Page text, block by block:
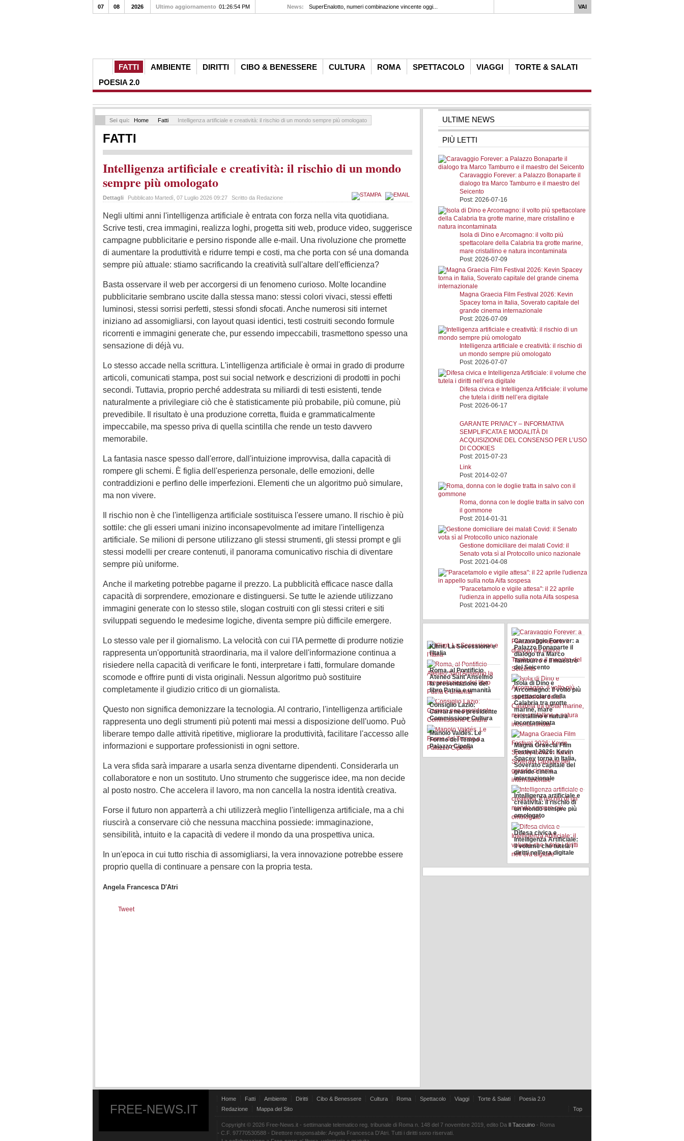
FATTI AMBIENTE DIRITTI CIBO & BENESSERE CULTURA ROMA SPETTACOLO VIAGGI
TORTE & SALATI
POESIA 2.0
07 08 2026 Ultimo aggiornamento 01:26:54 PM News: SuperEnalotto, numeri combinazione vincente oggi...
Sei qui: Home Fatti Intelligenza artificiale e creatività: il rischio di un mondo sempre più omologato
FATTI
Intelligenza artificiale e creatività: il rischio di un mondo
sempre più omologato
Dettagli Pubblicato Martedì, 07 Luglio 2026 09:27 Scritto da Redazione
Negli ultimi anni l'intelligenza artificiale è entrata con forza nella vita quotidiana.
Scrive testi, crea immagini, realizza loghi, progetta siti web, produce video, suggerisce
campagne pubblicitarie e persino risponde alle e-mail. Una rivoluzione che promette
di aumentare la produttività e ridurre tempi e costi, ma che porta con sé una domanda
sempre più attuale: stiamo sacrificando la creatività sull'altare dell'efficienza?
Basta osservare il web per accorgersi di un fenomeno curioso. Molte locandine
pubblicitarie sembrano uscite dalla stessa mano: stessi colori vivaci, stessi effetti
luminosi, stessi sorrisi perfetti, stessi sfondi sfocati. Anche numerosi siti internet
iniziano ad assomigliarsi, con layout quasi identici, testi costruiti secondo formule
ricorrenti e immagini generate che, pur essendo impeccabili, trasmettono spesso una
sensazione di déjà vu.
Lo stesso accade nella scrittura. L'intelligenza artificiale è ormai in grado di produrre
articoli, comunicati stampa, post sui social network e descrizioni di prodotti in pochi
secondi. Tuttavia, proprio perché addestrata su miliardi di testi esistenti, tende
naturalmente a privilegiare ciò che è statisticamente più probabile, più comune, più
prevedibile. Il risultato è una produzione corretta, fluida e grammaticalmente
impeccabile, ma spesso priva di quella scintilla che rende un testo davvero
memorabile.
La fantasia nasce spesso dall'errore, dall'intuizione improvvisa, dalla capacità di
rompere gli schemi. È figlia dell'esperienza personale, delle emozioni, delle
contraddizioni e perfino delle imperfezioni. Elementi che un algoritmo può simulare,
ma non vivere.
Il rischio non è che l'intelligenza artificiale sostituisca l'essere umano. Il rischio è più
sottile: che gli esseri umani inizino inconsapevolmente ad imitare l'intelligenza
artificiale. Se milioni di persone utilizzano gli stessi strumenti, gli stessi prompt e gli
stessi modelli per creare contenuti, il panorama comunicativo rischia di diventare
sempre più uniforme.
Anche il marketing potrebbe pagarne il prezzo. La pubblicità efficace nasce dalla
capacità di sorprendere, emozionare e distinguersi. Se tutte le aziende utilizzano
immagini generate con lo stesso stile, slogan costruiti con gli stessi criteri e siti
sviluppati seguendo le medesime logiche, diventa sempre più difficile emergere.
Lo stesso vale per il giornalismo. La velocità con cui l'IA permette di produrre notizie
rappresenta un'opportunità straordinaria, ma il valore dell'informazione continua a
risiedere nella capacità di verificare le fonti, interpretare i fatti, formulare domande
scomode e offrire punti di vista originali. Nessun algoritmo può sostituire
completamente il giudizio critico di un giornalista.
Questo non significa demonizzare la tecnologia. Al contrario, l'intelligenza artificiale
rappresenta uno degli strumenti più potenti mai messi a disposizione dell'uomo. Può
liberare tempo dalle attività ripetitive, migliorare la produttività, facilitare l'accesso alle
informazioni e supportare professionisti in ogni settore.
La vera sfida sarà imparare a usarla senza diventarne dipendenti. Considerarla un
collaboratore e non un sostituto. Uno strumento che suggerisce idee, ma non decide
al posto nostro. Che accelera il lavoro, ma non cancella la nostra identità creativa.
Forse il futuro non apparterrà a chi utilizzerà meglio l'intelligenza artificiale, ma a chi
riuscirà a conservare ciò che nessuna macchina possiede: immaginazione,
sensibilità, intuito e la capacità di vedere il mondo da una prospettiva unica.
In un'epoca in cui tutto rischia di assomigliarsi, la vera innovazione potrebbe essere
proprio quella di continuare a pensare con la propria testa.
Angela Francesca D'Atri
Tweet
ULTIME NEWS
PIÙ LETTI
Caravaggio Forever: a Palazzo Bonaparte il
dialogo tra Marco Tamburro e il maestro del
Seicento
Post: 2026-07-16
Isola di Dino e Arcomagno: il volto più
spettacolare della Calabria tra grotte marine,
mare cristallino e natura incontaminata
Post: 2026-07-09
Magna Graecia Film Festival 2026: Kevin
Spacey torna in Italia, Soverato capitale del
grande cinema internazionale
Post: 2026-07-09
Intelligenza artificiale e creatività: il rischio di
un mondo sempre più omologato
Post: 2026-07-07
Difesa civica e Intelligenza Artificiale: il volume
che tutela i diritti nell’era digitale
Post: 2026-06-17
GARANTE PRIVACY – INFORMATIVA
SEMPLIFICATA E MODALITÀ DI
ACQUISIZIONE DEL CONSENSO PER L’USO
DI COOKIES
Post: 2015-07-23
Link
Post: 2014-02-07
Roma, donna con le doglie tratta in salvo con
il gommone
Post: 2014-01-31
Gestione domiciliare dei malati Covid: il
Senato vota sì al Protocollo unico nazionale
Post: 2021-04-08
"Paracetamolo e vigile attesa": il 22 aprile
l'udienza in appello sulla nota Aifa sospesa
Post: 2021-04-20
GARANTE PRIVACY –
INFORMATIVA
SEMPLIFICATA E
MODALITÀ DI
ACQUISIZIONE DEL
L’USO DI COOKIES
Klimt. La Secessione e
l’Italia
Roma, al Pontificio
Ateneo Sant'Anselmo
la presentazione del
libro Patria e umanità
Consiglio Lazio:
Carrara neo presidente
Commissione Cultura
Manolo Valdés. Le
Forme del Tempo a
Palazzo Cipolla
Caravaggio Forever: a
Palazzo Bonaparte il
dialogo tra Marco
Tamburro e il maestro
del Seicento
Isola di Dino e
Arcomagno: il volto più
spettacolare della
Calabria tra grotte
marine, mare
cristallino e natura
incontaminata
Magna Graecia Film
Festival 2026: Kevin
Spacey torna in Italia,
Soverato capitale del
grande cinema
internazionale
Intelligenza artificiale e
creatività: il rischio di
un mondo sempre più
omologato
Difesa civica e
Intelligenza Artificiale:
il volume che tutela i
diritti nell’era digitale
FREE-NEWS.IT
Home Fatti Ambiente Diritti Cibo & Benessere Cultura Roma Spettacolo Viaggi Torte & Salati
Poesia 2.0
Redazione
Mappa del Sito Top
Copyright © 2026 Free-News.it - settimanale telematico reg. tribunale di Roma n. 148 del 7 novembre 2019, edito Da Il Taccuino - Roma
- C.F. 97770530588 - Direttore responsabile: Angela Francesca D'Atri. Tutti i diritti sono riservati.